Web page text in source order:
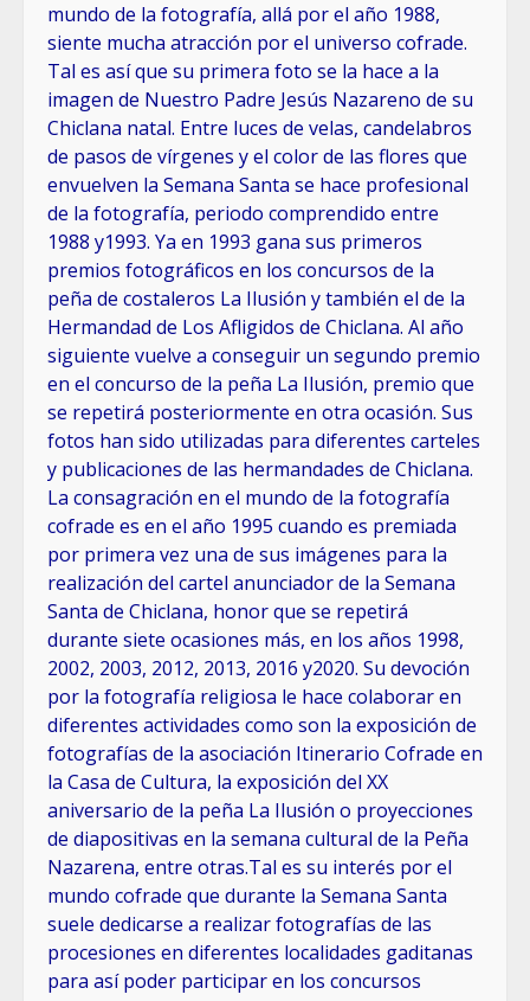
mundo de la fotografía, allá por el año 1988,
siente mucha atracción por el universo cofrade.
Tal es así que su primera foto se la hace a la
imagen de Nuestro Padre Jesús Nazareno de su
Chiclana natal. Entre luces de velas, candelabros
de pasos de vírgenes y el color de las flores que
envuelven la Semana Santa se hace profesional
de la fotografía, periodo comprendido entre
1988 y1993. Ya en 1993 gana sus primeros
premios fotográficos en los concursos de la
peña de costaleros La Ilusión y también el de la
Hermandad de Los Afligidos de Chiclana. Al año
siguiente vuelve a conseguir un segundo premio
en el concurso de la peña La Ilusión, premio que
se repetirá posteriormente en otra ocasión. Sus
fotos han sido utilizadas para diferentes carteles
y publicaciones de las hermandades de Chiclana.
La consagración en el mundo de la fotografía
cofrade es en el año 1995 cuando es premiada
por primera vez una de sus imágenes para la
realización del cartel anunciador de la Semana
Santa de Chiclana, honor que se repetirá
durante siete ocasiones más, en los años 1998,
2002, 2003, 2012, 2013, 2016 y2020. Su devoción
por la fotografía religiosa le hace colaborar en
diferentes actividades como son la exposición de
fotografías de la asociación Itinerario Cofrade en
la Casa de Cultura, la exposición del XX
aniversario de la peña La Ilusión o proyecciones
de diapositivas en la semana cultural de la Peña
Nazarena, entre otras.Tal es su interés por el
mundo cofrade que durante la Semana Santa
suele dedicarse a realizar fotografías de las
procesiones en diferentes localidades gaditanas
para así poder participar en los concursos